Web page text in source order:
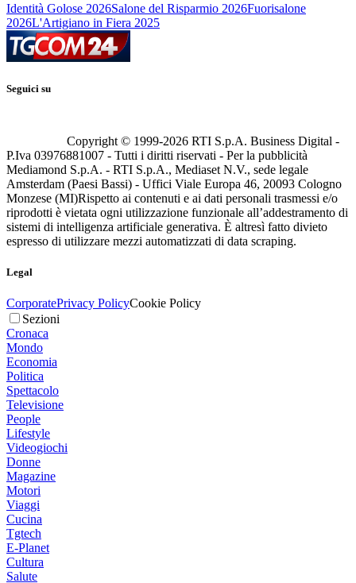
Identità Golose 2026Salone del Risparmio 2026Fuorisalone
2026L'Artigiano in Fiera 2025
Seguici su
Copyright © 1999-2026 RTI S.p.A. Business Digital -
P.Iva 03976881007 - Tutti i diritti riservati - Per la pubblicità
Mediamond S.p.A. - RTI S.p.A., Mediaset N.V., sede legale
Amsterdam (Paesi Bassi) - Uffici Viale Europa 46, 20093 Cologno
Monzese (MI)Rispetto ai contenuti e ai dati personali trasmessi e/o
riprodotti è vietata ogni utilizzazione funzionale all’addestramento di
sistemi di intelligenza artificiale generativa. È altresì fatto divieto
espresso di utilizzare mezzi automatizzati di data scraping.
Legal
CorporatePrivacy PolicyCookie Policy
Sezioni
Cronaca
Mondo
Economia
Politica
Spettacolo
Televisione
People
Lifestyle
Videogiochi
Donne
Magazine
Motori
Viaggi
Cucina
Tgtech
E-Planet
Cultura
Salute